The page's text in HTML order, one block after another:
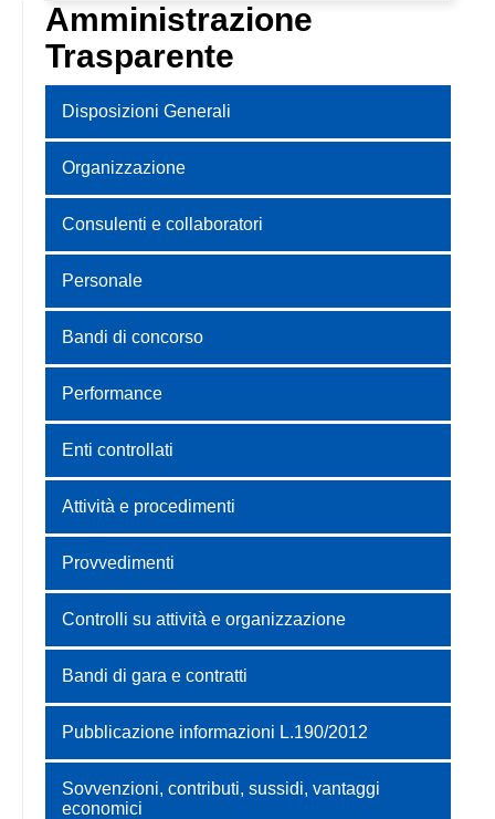
Amministrazione
Trasparente
Disposizioni Generali
Organizzazione
Consulenti e collaboratori
Personale
Bandi di concorso
Performance
Enti controllati
Attività e procedimenti
Provvedimenti
Controlli su attività e organizzazione
Bandi di gara e contratti
Pubblicazione informazioni L.190/2012
Sovvenzioni, contributi, sussidi, vantaggi
economici